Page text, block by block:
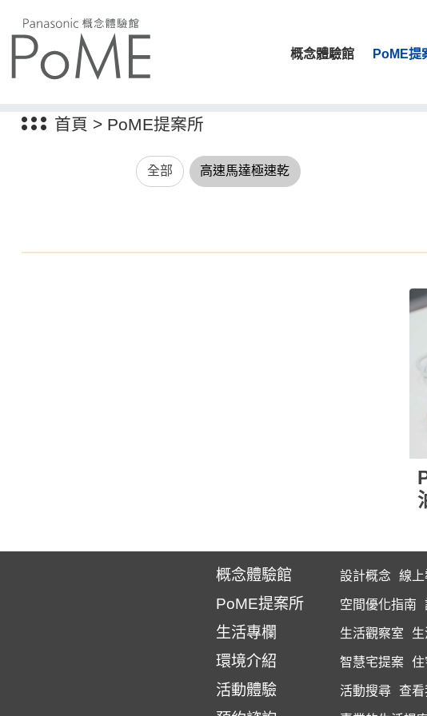
概念體驗館 PoME提
首頁 > PoME提案所
全部 高速馬達極速乾
概念體驗館 設計概念 線上
PoME提案所 空間優化指南
生活專欄 生活觀察室
環境介紹 智慧宅提案 住
活動體驗 活動搜尋 查